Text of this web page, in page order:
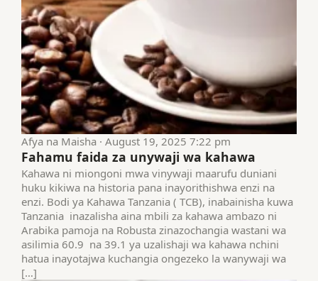
Afya na Maisha · August 19, 2025 7:22 pm
Fahamu faida za unywaji wa kahawa
Kahawa ni miongoni mwa vinywaji maarufu duniani
huku kikiwa na historia pana inayorithishwa enzi na
enzi. Bodi ya Kahawa Tanzania ( TCB), inabainisha kuwa
Tanzania inazalisha aina mbili za kahawa ambazo ni
Arabika pamoja na Robusta zinazochangia wastani wa
asilimia 60.9 na 39.1 ya uzalishaji wa kahawa nchini
hatua inayotajwa kuchangia ongezeko la wanywaji wa
[…]